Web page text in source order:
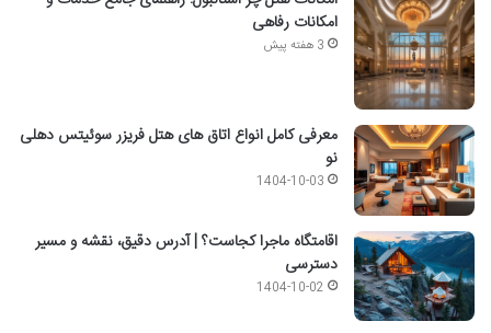
امکانات رفاهی
3 هفته پیش
معرفی کامل انواع اتاق های هتل فریزر سوئیتس دهلی
نو
1404-10-03
اقامتگاه ماجرا کجاست؟ | آدرس دقیق، نقشه و مسیر
دسترسی
1404-10-02